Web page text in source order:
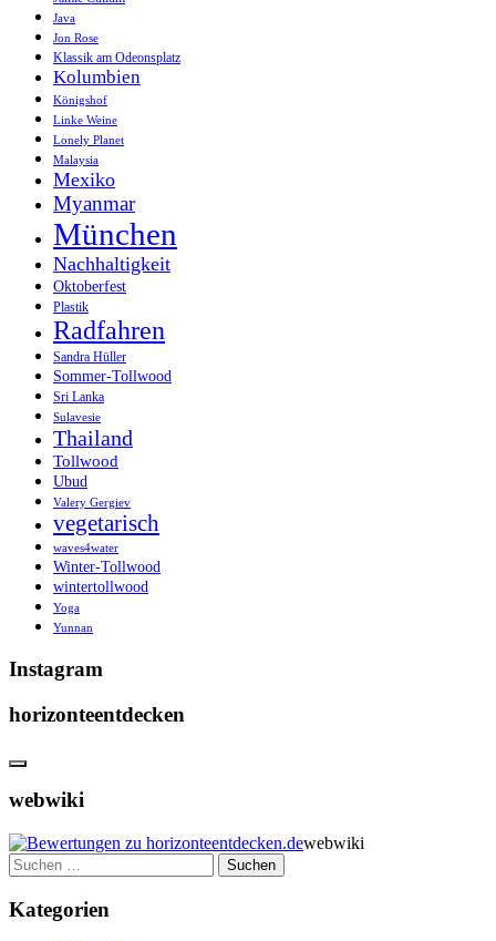
Java
Jon Rose
Klassik am Odeonsplatz
Kolumbien
Königshof
Linke Weine
Lonely Planet
Malaysia
Mexiko
Myanmar
München
Nachhaltigkeit
Oktoberfest
Plastik
Radfahren
Sandra Hüller
Sommer-Tollwood
Sri Lanka
Sulavesie
Thailand
Tollwood
Ubud
Valery Gergiev
vegetarisch
waves4water
Winter-Tollwood
wintertollwood
Yoga
Yunnan
Instagram
horizonteentdecken
webwiki
webwiki
Suchen
nach:
Kategorien